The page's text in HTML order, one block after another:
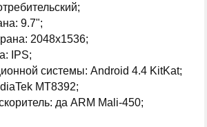
9.7";
2048x1536;
IPS;
системы: Android 4.4 KitKat;
MT8392;
да ARM Mali-450;